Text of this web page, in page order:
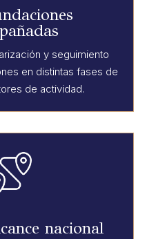
y seguimiento
en distintas fases de
de actividad.
nacional